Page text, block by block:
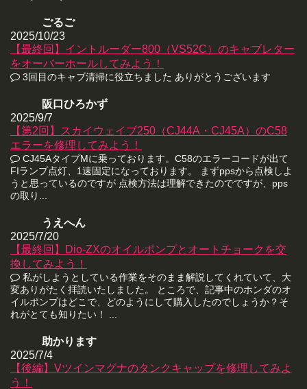
ごるご
2025/10/23
【最終回】イントルーダー800（VS52C）のキャブレター
をオーバーホールしてみよう！
3回目のキャブ清掃に役立ちました ありがとうございます
阪口ひろかず
2025/9/7
【第2回】スカイウェイブ250（CJ44A・CJ45A）のC58
エラーを修理してみよう！
CJ45AタイプMに乗っております。C58のエラーコードが出て
FIランプ点灯、1速固定になっております。 まずppsから点検しよ
うと思っているのですが 点検方法は理解できたのでですが、pps
の取り...
うえへん
2025/7/20
【最終回】Dio-ZXのオイルポンプとオートチョークを交
換してみよう！
私がしようとしている作業をそのまま解説してくれていて、大
変ありがたく拝読いたしました。 ところで、記事中のホンダのオ
イルポンプはどこで、どのようにして購入したのでしょうか？そ
れがとても知りたい！ ...
助かります
2025/7/4
【後編】Vツインマグナのタンクキャップを修理してみよ
う！